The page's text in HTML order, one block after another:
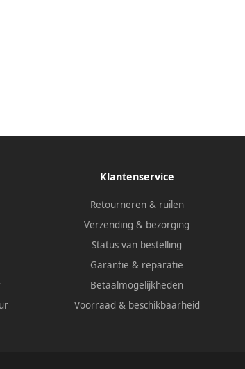
Klantenservice
Retourneren & ruilen
Verzending & bezorging
Status van bestelling
Garantie & reparatie
Betaalmogelijkheden
Voorraad & beschikbaarheid